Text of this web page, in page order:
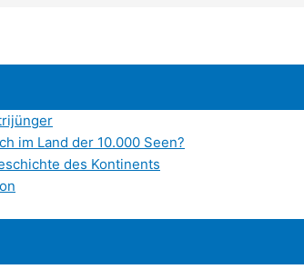
im Land der 10.000 Seen?
des Kontinents